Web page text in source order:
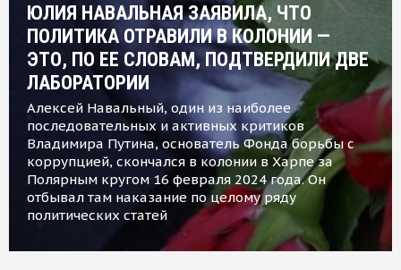
ЮЛИЯ НАВАЛЬНАЯ ЗАЯВИЛА, ЧТО
ПОЛИТИКА ОТРАВИЛИ В КОЛОНИИ —
ЭТО, ПО ЕЕ СЛОВАМ, ПОДТВЕРДИЛИ ДВЕ
ЛАБОРАТОРИИ
Алексей Навальный, один из наиболее
последовательных и активных критиков
Владимира Путина, основатель Фонда борьбы с
коррупцией, скончался в колонии в Харпе за
Полярным кругом 16 февраля 2024 года. Он
отбывал там наказание по целому ряду
политических статей